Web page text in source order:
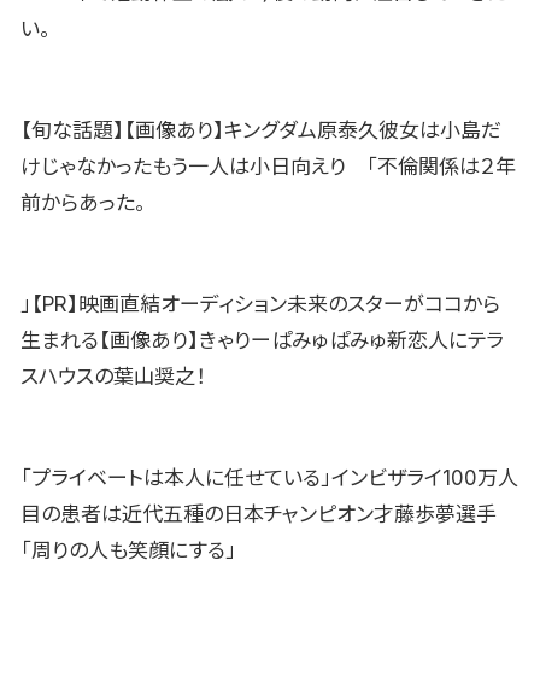
い。
【旬な話題】【画像あり】キングダム原泰久彼女は小島だ
けじゃなかったもう一人は小日向えり 「不倫関係は２年
前からあった。
」【PR】映画直結オーディション未来のスターがココから
生まれる【画像あり】きゃりーぱみゅぱみゅ新恋人にテラ
スハウスの葉山奨之！
「プライベートは本人に任せている」インビザライ100万人
目の患者は近代五種の日本チャンピオン才藤歩夢選手
「周りの人も笑顔にする」